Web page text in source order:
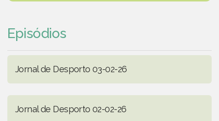
Episódios
Jornal de Desporto 03-02-26
Jornal de Desporto 02-02-26